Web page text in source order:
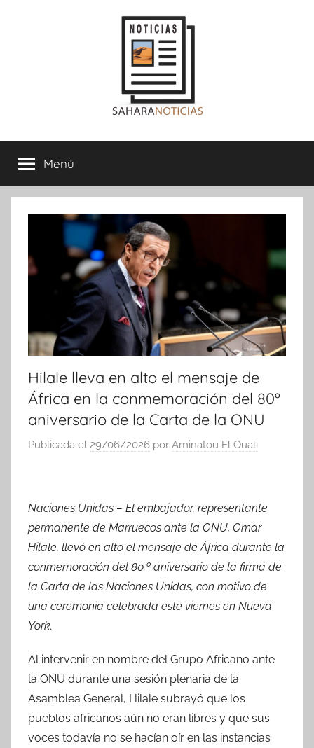
Sahara
Noticias
Menú
Hilale lleva en alto el mensaje de
África en la conmemoración del 80º
aniversario de la Carta de la ONU
Publicada el 29/06/2026 por Aminatou El Ouali
Naciones Unidas – El embajador, representante
permanente de Marruecos ante la ONU, Omar
Hilale, llevó en alto el mensaje de África durante la
conmemoración del 80.º aniversario de la firma de
la Carta de las Naciones Unidas, con motivo de
una ceremonia celebrada este viernes en Nueva
York.
Al intervenir en nombre del Grupo Africano ante
la ONU durante una sesión plenaria de la
Asamblea General, Hilale subrayó que los
pueblos africanos aún no eran libres y que sus
voces todavía no se hacían oír en las instancias